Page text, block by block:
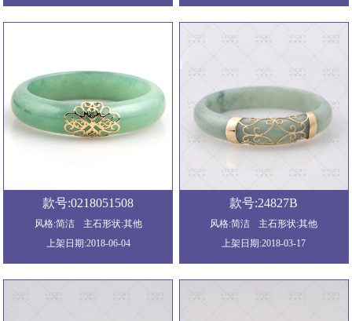
款号:0218051508
风格:简洁
主石形状:其他
上架日期:2018-06-04
款号:24827B
风格:简洁
主石形状:其他
上架日期:2018-03-17